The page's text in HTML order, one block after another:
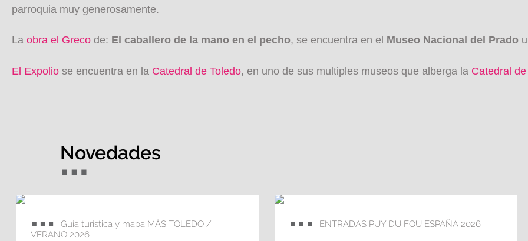
parroquia muy generosamente.
Laobra el Greco de: El caballero de la mano en el pecho, se encuentra en el Museo Nacional del Prado
El Expolio se encuentra en la Catedral de Toledo, en uno de sus multiples museos que alberga la Catedral
Novedades
Guía turística y mapa MÁS TOLEDO /
VERANO 2026
ENTRADAS PUY DU FOU ESPAÑA 2026